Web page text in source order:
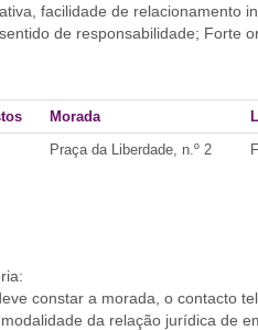
facilidade de relacionamento
de responsabilidade; Forte
Morada
Praça da Liberdade, n.º 2
constar a morada, o contacto
da relação jurídica de